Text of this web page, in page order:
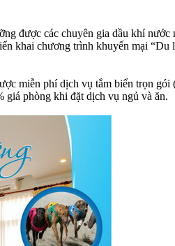
được các chuyên gia dầu khí
khai chương trình khuyến mại
miễn phí dịch vụ tắm biển trọn
giá phòng khi đặt dịch vụ ngủ và ăn.